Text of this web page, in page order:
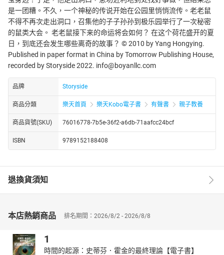
是一团糟。不久，一个神秘的传说开始在公园里悄悄流传。老老鼠
不得不再次走出洞口，召集他的子子孙孙到极乐园举行了一次秘密
的鼠类大会。 老老鼠接下来的命运将会如何？ 在这个荷花盛开的夏
日，到底还会发生哪些离奇的故事？ © 2010 by Yang Hongying.
Published in paper format in China by Tomorrow Publishing House,
recorded by Storyside 2022. info@boyanllc.com
品牌 Storyside
商品分類 樂天首頁 樂天Kobo電子書 有聲書 親子教養
商品貨號(SKU) 76016778-7b5e-36f2-a6db-71aafcc24bcf
ISBN 9789152188408
退換貨須知
本店熱銷商品 排名期間：2026/8/2 - 2026/8/8
1
時間的起源：史蒂芬．霍金的最終理論【電子書】